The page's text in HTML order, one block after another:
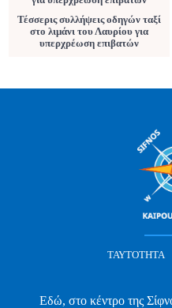
Τέσσερις συλλήψεις οδηγών ταξί
στο λιμάνι του Λαυρίου για
υπερχρέωση επιβατών
ΤΑΥΤΌΤΗΤΑ
Εδώ, στο κέντρο της